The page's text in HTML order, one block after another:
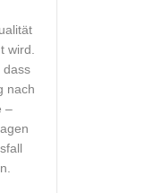
wird.
dass
nach
–